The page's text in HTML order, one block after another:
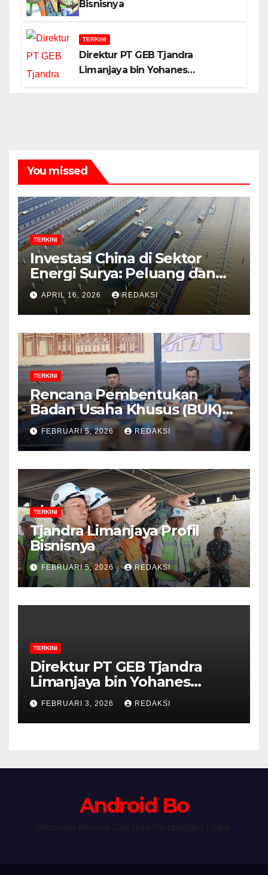
Bisnisnya
TERKINI
Direktur PT GEB Tjandra
Limanjaya bin Yohanes
You missed
TERKINI
Investasi China di Sektor
Energi Surya: Peluang dan
Strategi Indonesia?
APRIL 16, 2026 REDAKSI
TERKINI
Rencana Pembentukan
Badan Usaha Khusus (BUK)
Menguat dalam Revisi RUU
Migas, Ini Alasannya!
FEBRUARI 5, 2026 REDAKSI
TERKINI
Tjandra Limanjaya Profil
Bisnisnya
FEBRUARI 5, 2026 REDAKSI
TERKINI
Direktur PT GEB Tjandra
Limanjaya bin Yohanes
Limanjaya dan Semangat
Membangun Negeri
FEBRUARI 3, 2026 REDAKSI
Android Bo